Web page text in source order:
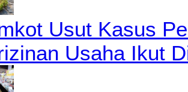
Usut Kasus
Usaha Ikut